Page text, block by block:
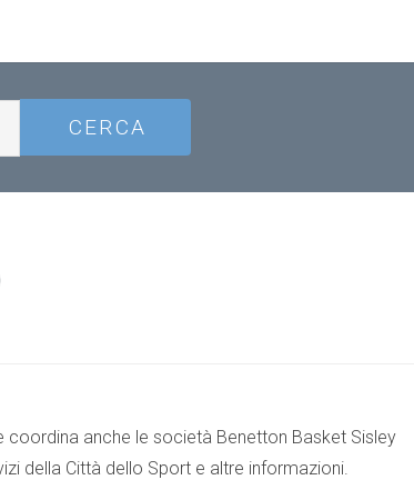
anche le società Benetton Basket Sisley
della Città dello Sport e altre informazioni.